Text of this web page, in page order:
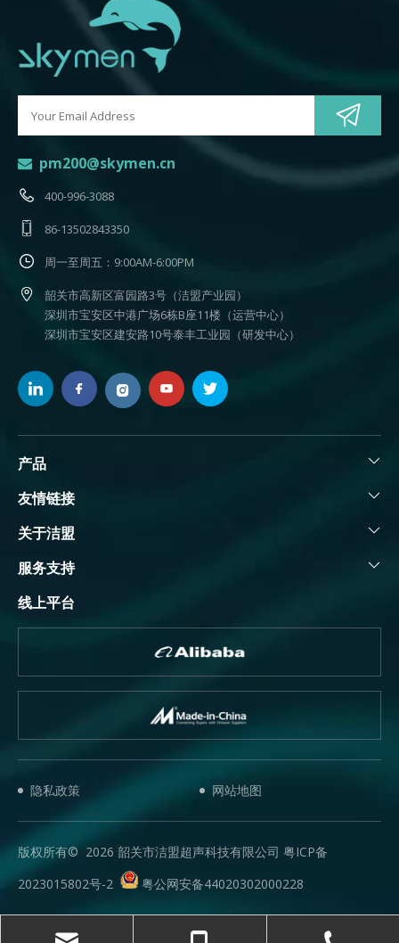
产品
友情链接
关于洁盟
服务支持
线上平台
 pm200@skymen.cn
400-996-3088
86-13502843350
周一至周五：9:00AM-6:00PM
韶关市高新区富园路3号（洁盟产业园）
深圳市宝安区中港广场6栋B座11楼（运营中心）
深圳市宝安区建安路10号泰丰工业园（研发中心）
隐私政策 网站地图
版权所有© 2026 韶关市洁盟超声科技有限公司 粤ICP备
2023015802号-2
粤公网安备44020302000228